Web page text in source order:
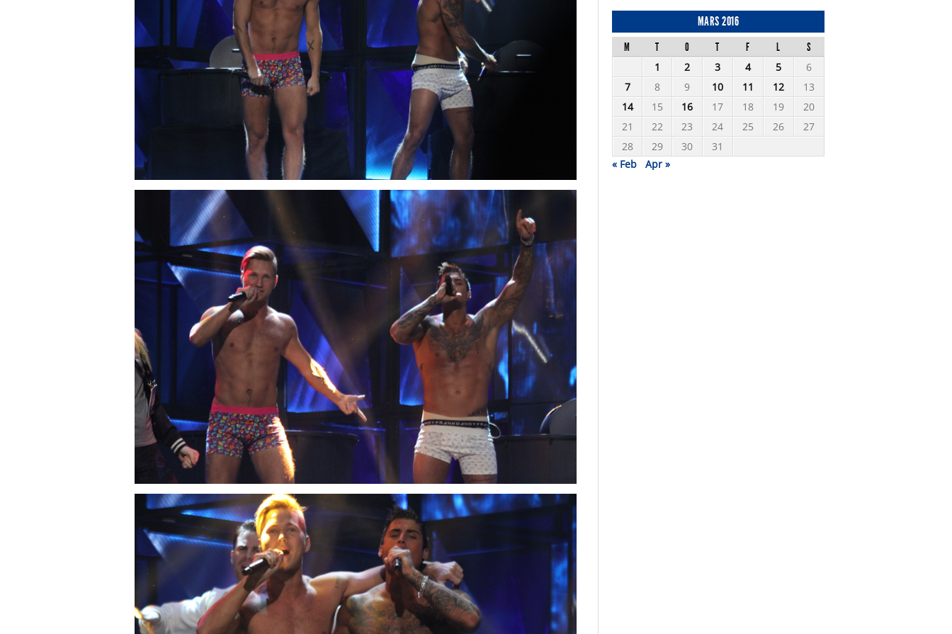
MARS 2016
M T O T F L
S
1
2 3 4 5
6
7
8 9 10 11 12
13
14
15 16 17 18 19
20
21
22 23 24 25 26
27
28
29 30
31
« Feb
Apr »